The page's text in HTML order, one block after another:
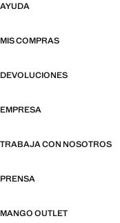
AYUDA
MIS COMPRAS
DEVOLUCIONES
EMPRESA
TRABAJA CON NOSOTROS
PRENSA
MANGO OUTLET